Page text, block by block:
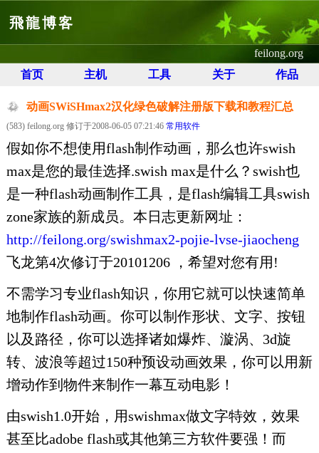
飛龍博客
feilong.org
首页
主机 工具 关于 作品
动画SWiSHmax2汉化绿色破解注册版下载和教程汇总
(583) feilong.org 修订于2008-06-05 07:21:46 常用软件
假如你不想使用flash制作动画，那么也许swish
max是您的最佳选择.swish max是什么？swish也
是一种flash动画制作工具，是flash编辑工具swish
zone家族的新成员。本日志更新网址：
http://feilong.org/swishmax2-pojie-lvse-jiaocheng
飞龙第4次修订于20101206 ，希望对您有用!
不需学习专业flash知识，你用它就可以快速简单
地制作flash动画。你可以制作形状、文字、按钮
以及路径，你可以选择诸如爆炸、漩涡、3d旋
转、波浪等超过150种预设动画效果，你可以用新
增动作到物件来制作一幕互动电影！
由swish1.0开始，用swishmax做文字特效，效果
甚至比adobe flash或其他第三方软件要强！而